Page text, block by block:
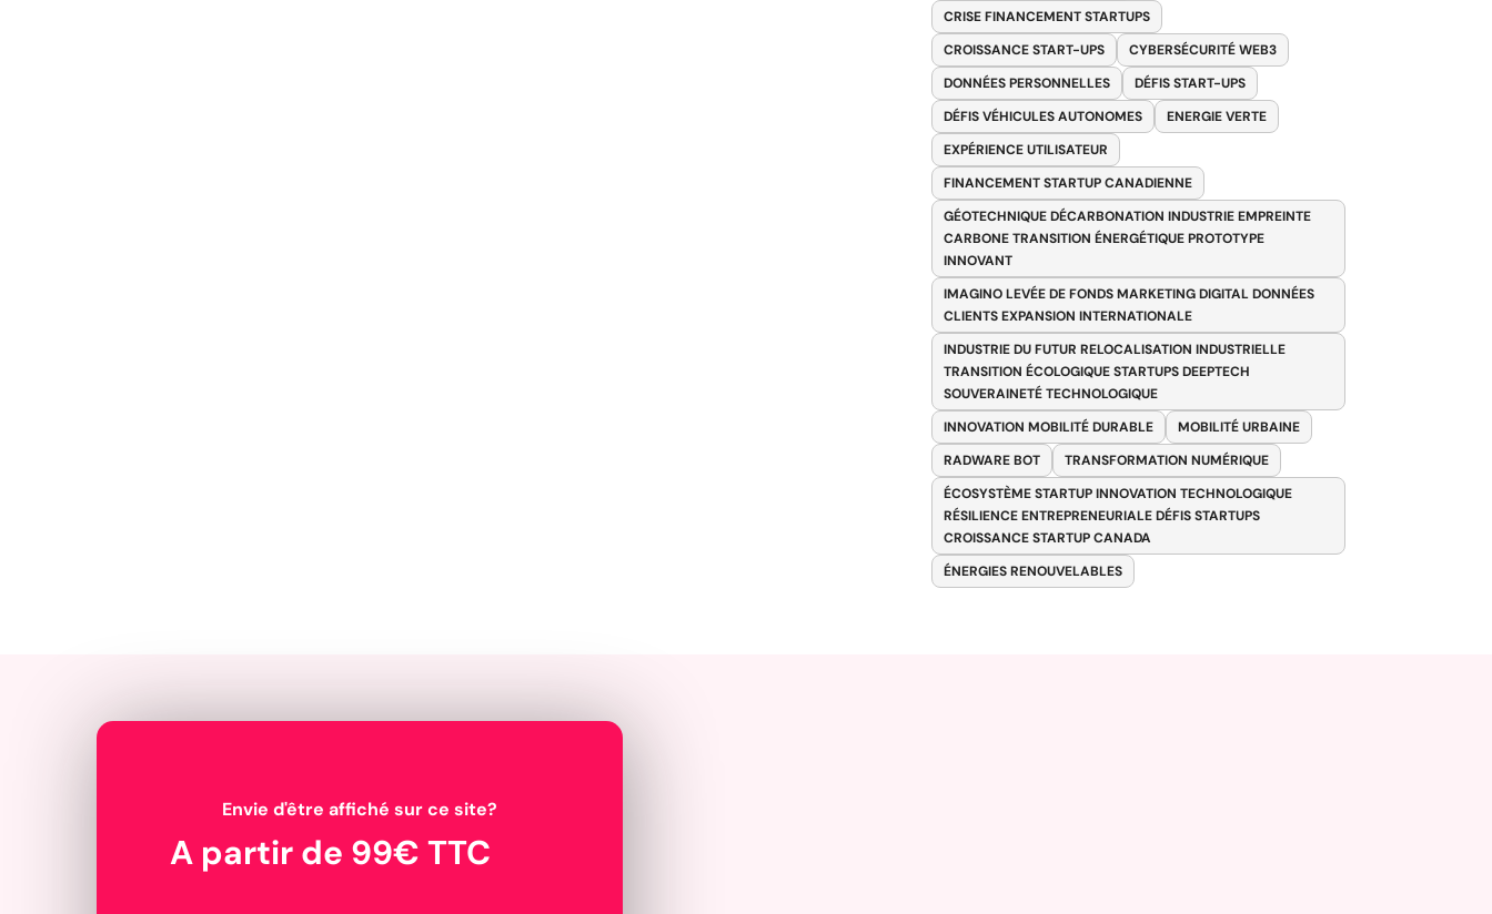
CRISE FINANCEMENT STARTUPS
CROISSANCE START-UPS
CYBERSÉCURITÉ WEB3
DONNÉES PERSONNELLES
DÉFIS START-UPS
DÉFIS VÉHICULES AUTONOMES
ENERGIE VERTE
EXPÉRIENCE UTILISATEUR
FINANCEMENT STARTUP CANADIENNE
GÉOTECHNIQUE DÉCARBONATION INDUSTRIE EMPREINTE
CARBONE TRANSITION ÉNERGÉTIQUE PROTOTYPE
INNOVANT
IMAGINO LEVÉE DE FONDS MARKETING DIGITAL DONNÉES
CLIENTS EXPANSION INTERNATIONALE
INDUSTRIE DU FUTUR RELOCALISATION INDUSTRIELLE
TRANSITION ÉCOLOGIQUE STARTUPS DEEPTECH
SOUVERAINETÉ TECHNOLOGIQUE
INNOVATION MOBILITÉ DURABLE
MOBILITÉ URBAINE
RADWARE BOT
TRANSFORMATION NUMÉRIQUE
ÉCOSYSTÈME STARTUP INNOVATION TECHNOLOGIQUE
RÉSILIENCE ENTREPRENEURIALE DÉFIS STARTUPS
CROISSANCE STARTUP CANADA
ÉNERGIES RENOUVELABLES
Envie d'être affiché sur ce site?
A partir de 99€ TTC